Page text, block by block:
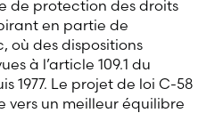
de protection des droits
en partie de
où des dispositions
à l’article 109.1 du
1977. Le projet de loi C-58
vers un meilleur équilibre